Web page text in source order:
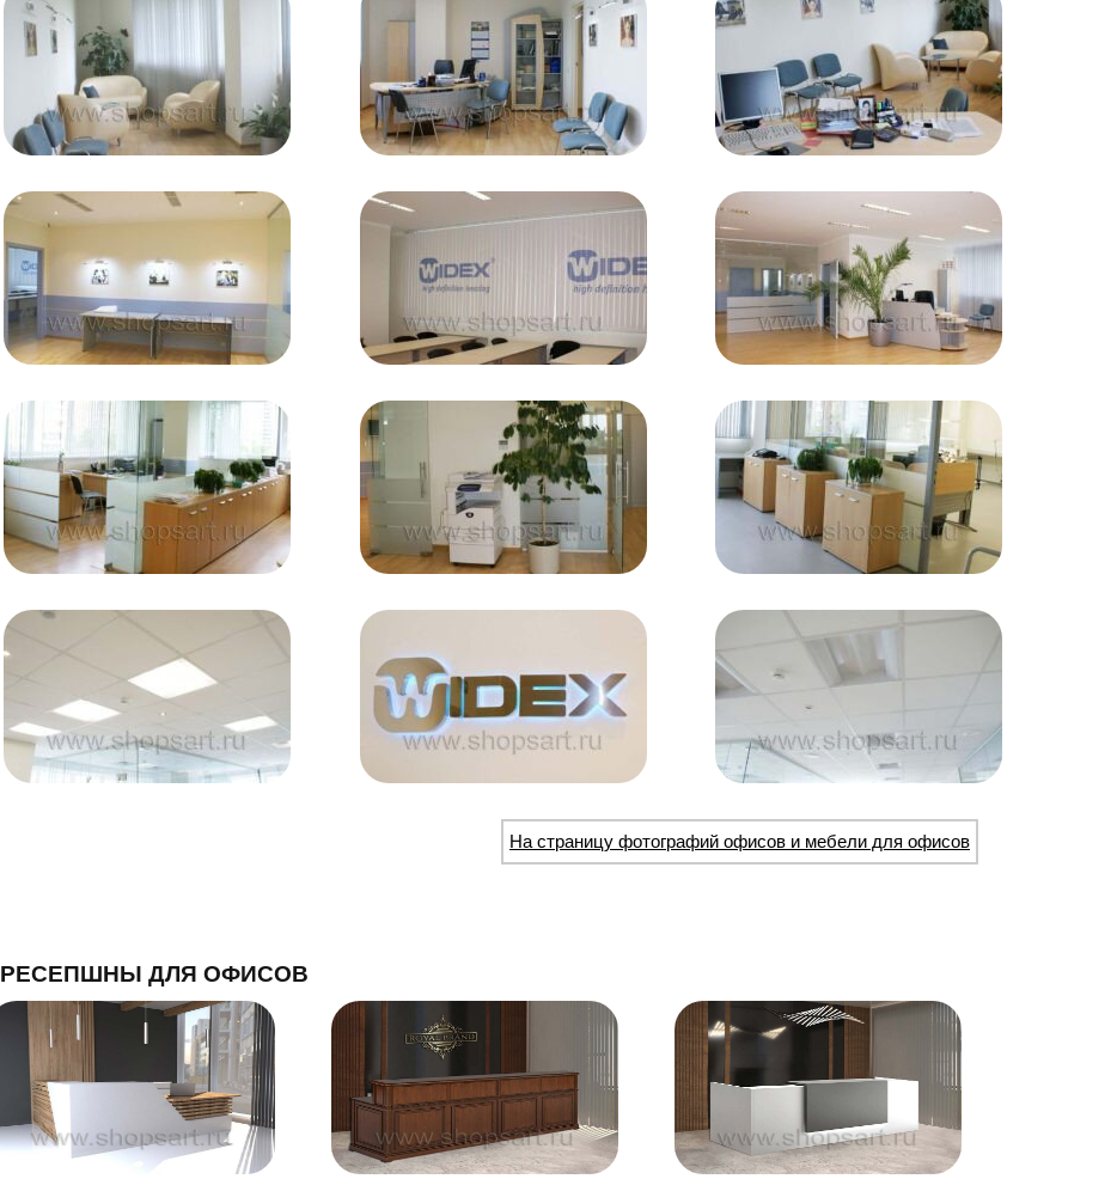
На страницу фотографий офисов и мебели для офисов
РЕСЕПШНЫ ДЛЯ ОФИСОВ